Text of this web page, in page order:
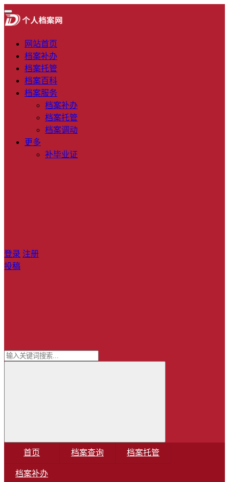
网站首页
档案补办
档案托管
档案百科
档案服务
档案补办
档案托管
档案调动
更多
补毕业证
登录 注册
投稿
首页 档案查询 档案托管
档案补办